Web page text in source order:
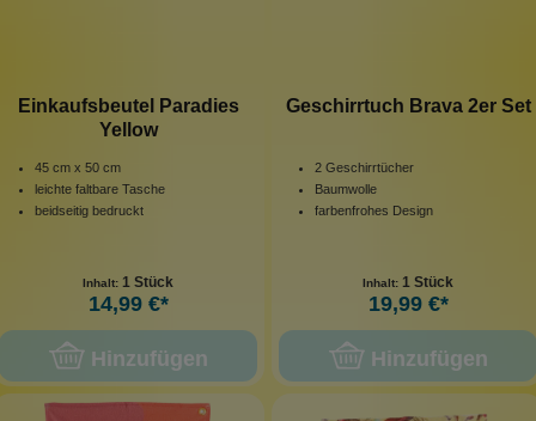
Einkaufsbeutel Paradies
Yellow
45 cm x 50 cm
leichte faltbare Tasche
beidseitig bedruckt
Inhalt: 1 Stück
14,99 €*
Hinzufügen
Geschirrtuch Brava 2er Set
2 Geschirrtücher
Baumwolle
farbenfrohes Design
Inhalt: 1 Stück
19,99 €*
Hinzufügen